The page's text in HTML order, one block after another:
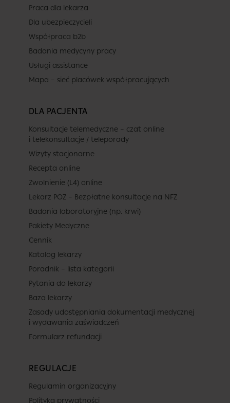
Praca dla lekarza
Dla ubezpieczycieli
Współpraca b2b
Badania medycyny pracy
Usługi assistance
Mapa – sieć placówek współpracujących
DLA PACJENTA
Konsultacje telemedyczne – czat online
i telekonsultacje / teleporady
Wizyty stacjonarne
Recepta online
Zwolnienie (L4) online
Lekarz POZ – Bezpłatne konsultacje na NFZ
Badania laboratoryjne (np. krwi)
Pakiety Medyczne
Cennik
Katalog lekarzy
Poradnik – lista kategorii
Pytania do lekarzy
Baza lekarzy
Zasady udostępniania dokumentacji medycznej
i wydawania zaświadczeń
Formularz refundacji
REGULACJE
Regulamin organizacyjny
Polityka prywatności